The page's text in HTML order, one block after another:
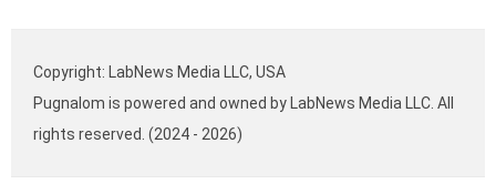
Copyright: LabNews Media LLC, USA
Pugnalom is powered and owned by LabNews Media LLC. All
rights reserved. (2024 - 2026)